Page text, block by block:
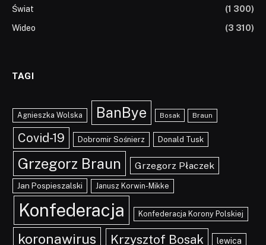
Świat
(1 300)
Wideo
(3 310)
TAGI
Agnieszka Wolska BanBye Bosak Braun
Covid-19 Dobromir Sośnierz Donald Tusk
Grzegorz Braun Grzegorz Płaczek
Jan Pospieszalski Janusz Korwin-Mikke
Konfederacja Konfederacja Korony Polskiej
koronawirus Krzysztof Bosak lewica